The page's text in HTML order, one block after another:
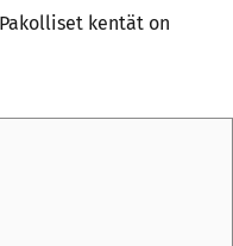
Pakolliset kentät on